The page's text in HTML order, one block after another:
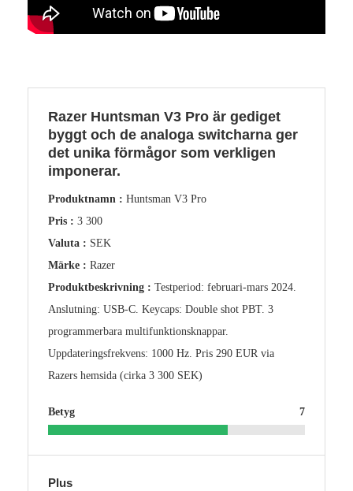
Razer Huntsman V3 Pro är gediget
byggt och de analoga switcharna ger
det unika förmågor som verkligen
imponerar.
Produktnamn : Huntsman V3 Pro
Pris : 3 300
Valuta : SEK
Märke : Razer
Produktbeskrivning : Testperiod: februari-mars 2024.
Anslutning: USB-C. Keycaps: Double shot PBT. 3
programmerbara multifunktionsknappar.
Uppdateringsfrekvens: 1000 Hz. Pris 290 EUR via
Razers hemsida (cirka 3 300 SEK)
Betyg 7
Plus